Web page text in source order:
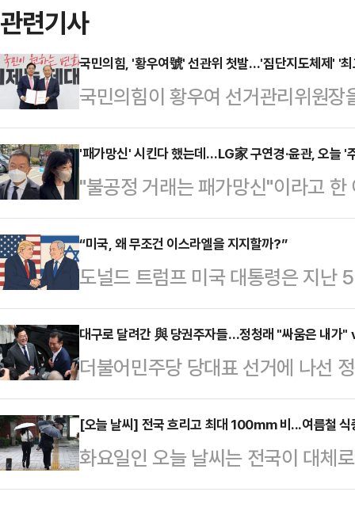
관련기사
국민의힘, '황우여號' 선관위 첫발…'집단지도체제' '
국민의힘이 황우여 선거관리위원
패배 이후 첫 전당대회 준비에 본격
지도체제' 전환이나, 혁신위가 제안
이 적을 것으로 전망된다.국민의힘
당대회를 관리할 선거관리위원회
여 위원장을 필두로 서지영 의원이
의원이 전대준비소위원회 위원장,
위원장을 각각 맡았으며, 선대위 …
'패가망신' 시킨다 했는데…LG家 구연경·윤관, 오늘 '
"불공정 거래는 패가망신"이라고
례로 삼을지 주목된다.15일 관련
복지재단 대표와 남편 윤관 블루런
해 1억원의 상당의 부당 이익을 취
다.지난 3일 서울남부지검 형사5
면서 변론기일이 뒤로 미뤄질 것이
공판 진행을 결정했다.서울남부지
오후 3시 자본…
“미국, 왜 무조건 이스라엘을 지지할까?”
도널드 트럼프 미국 대통령은 지난
방문하지 않았고, 이란과 핵협상이
제했다. 이스라엘이 경계하는 시리
고, 하마스와는 단독 협상을 벌여
진보성향 언론이나 일부 국내 언론
는 “미국도 돌아설 수 있으니 이스
쏟아 냈다.하지만 칼로 물베기인 부
다. 6월13일 이란과 12…
대구로 달려간 與 당권주자들…정청래 "싸움은 내가"
더불어민주당 당대표 선거에 나선
'험지'로 꼽히는 대구를 찾아 당원
혁 리더십'을, 박 후보는 '통합 리더
이재명 정부에 대한 첫 민심의 평가
목소리로 승리로 이끌겠다고 약속
[오늘 날씨] 전국 흐리고 최대 100mm 비...여름철 식
화요일인 오늘 날씨는 전국이 대체
상청은 "동해상에 있는 저기압의